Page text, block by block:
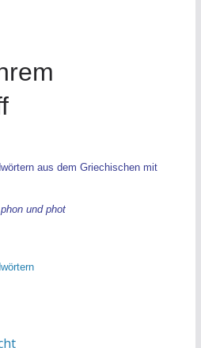
aus dem Griechischen mit
und phot